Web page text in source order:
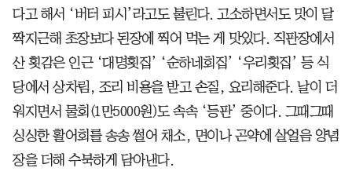
다고 해서 ‘버터 피시’라고도 불린다. 고소하면서도 맛이 달
짝지근해 초장보다 된장에 찍어 먹는 게 맛있다. 직판장에서
산 횟감은 인근 ‘대명횟집’ ‘순하네회집’ ‘우리횟집’ 등 식
당에서 상차림, 조리 비용을 받고 손질, 요리해준다. 날이 더
워지면서 물회(1만5000원)도 속속 ‘등판’ 중이다. 그때그때
싱싱한 활어회를 송송 썰어 채소, 면이나 곤약에 살얼음 양념
장을 더해 수북하게 담아낸다.